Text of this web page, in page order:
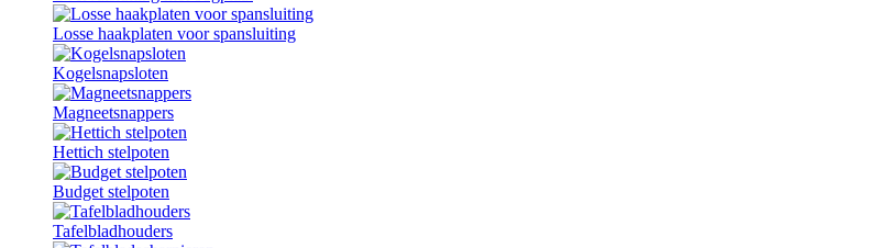
Losse haakplaten voor spansluiting
Kogelsnapsloten
Magneetsnappers
Hettich stelpoten
Budget stelpoten
Tafelbladhouders